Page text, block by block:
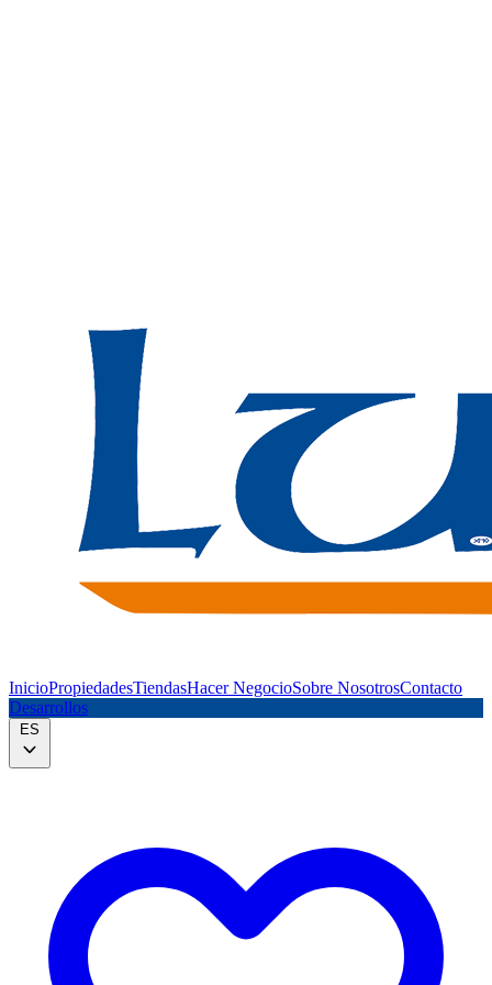
InicioPropiedadesTiendasHacer NegocioSobre NosotrosContacto
Desarrollos